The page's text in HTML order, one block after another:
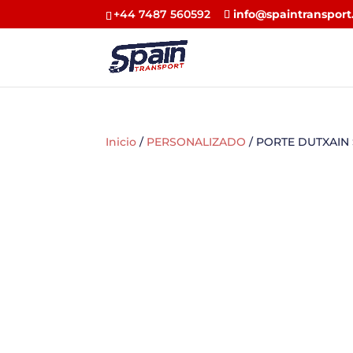
+44 7487 560592
Inicio / PERSONALIZADO / PORTE DUTXAIN